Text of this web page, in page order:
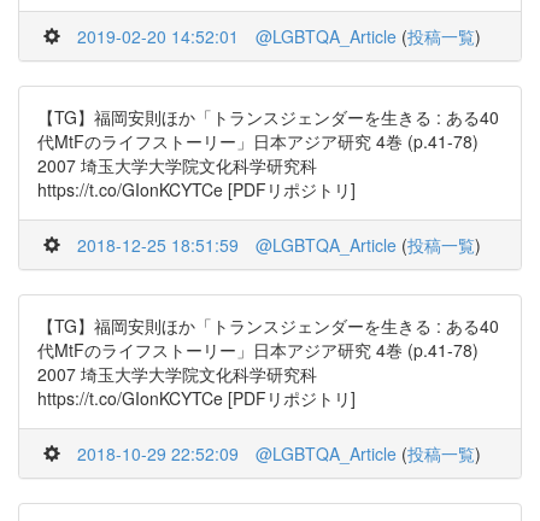
2019-02-20 14:52:01 @LGBTQA_Article (投稿一覧)
【TG】福岡安則ほか「トランスジェンダーを生きる : ある40
代MtFのライフストーリー」日本アジア研究 4巻 (p.41-78)
2007 埼玉大学大学院文化科学研究科
https://t.co/GIonKCYTCe [PDFリポジトリ]
2018-12-25 18:51:59 @LGBTQA_Article (投稿一覧)
【TG】福岡安則ほか「トランスジェンダーを生きる : ある40
代MtFのライフストーリー」日本アジア研究 4巻 (p.41-78)
2007 埼玉大学大学院文化科学研究科
https://t.co/GIonKCYTCe [PDFリポジトリ]
2018-10-29 22:52:09 @LGBTQA_Article (投稿一覧)